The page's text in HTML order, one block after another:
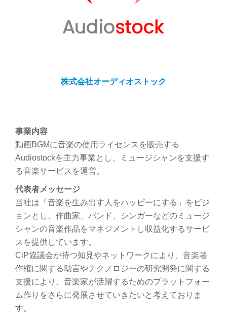
株式会社オーディオストック
事業内容
動画BGMに音楽の使用ライセンスを販売する
Audiostockを主力事業とし、ミュージシャンを支援す
る音楽サービスを運営。
代表者メッセージ
当社は「音楽を生み出す人をハッピーにする」をビジ
ョンとし、作曲家、バンド、シンガーなどのミュージ
シャンの音楽作品をマネジメントし収益化するサービ
スを提供しています。
CiP協議会が持つ知見やネットワークにより、音楽著
作権に関する助言やテクノロジーの研究開発に関する
支援により、音楽家が活躍するためのプラットフォー
ム作りをさらに発展させていきたいと考えておりま
す。